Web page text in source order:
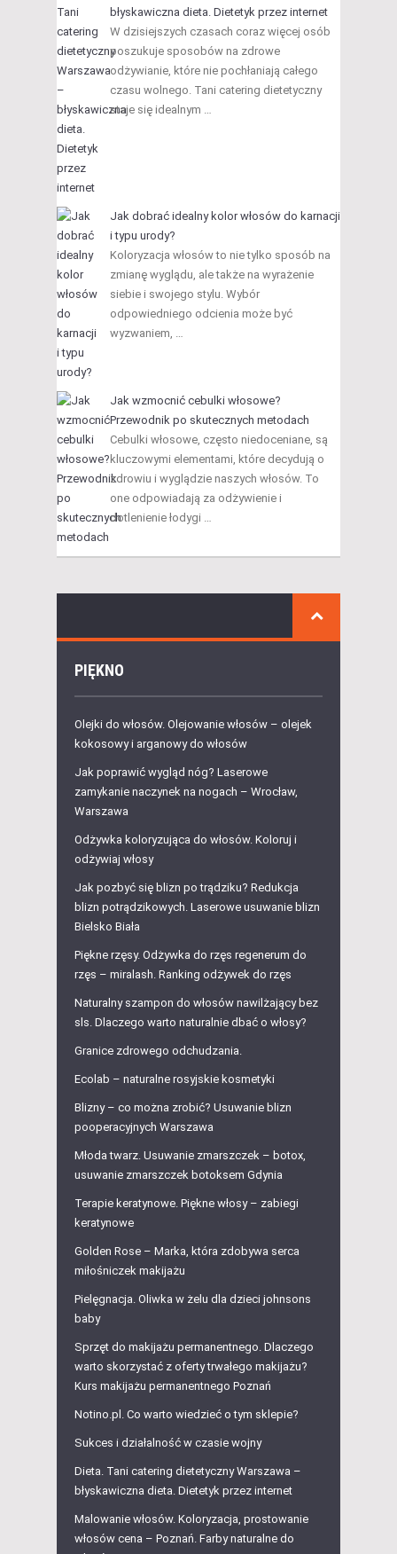
błyskawiczna dieta. Dietetyk przez internet
W dzisiejszych czasach coraz więcej osób
poszukuje sposobów na zdrowe
odżywianie, które nie pochłaniają całego
czasu wolnego. Tani catering dietetyczny
staje się idealnym …
Jak dobrać idealny kolor włosów do karnacji
i typu urody?
Koloryzacja włosów to nie tylko sposób na
zmianę wyglądu, ale także na wyrażenie
siebie i swojego stylu. Wybór
odpowiedniego odcienia może być
wyzwaniem, …
Jak wzmocnić cebulki włosowe?
Przewodnik po skutecznych metodach
Cebulki włosowe, często niedoceniane, są
kluczowymi elementami, które decydują o
zdrowiu i wyglądzie naszych włosów. To
one odpowiadają za odżywienie i
dotlenienie łodygi …
PIĘKNO
Olejki do włosów. Olejowanie włosów – olejek
kokosowy i arganowy do włosów
Jak poprawić wygląd nóg? Laserowe
zamykanie naczynek na nogach – Wrocław,
Warszawa
Odżywka koloryzująca do włosów. Koloruj i
odżywiaj włosy
Jak pozbyć się blizn po trądziku? Redukcja
blizn potrądzikowych. Laserowe usuwanie blizn
Bielsko Biała
Piękne rzęsy. Odżywka do rzęs regenerum do
rzęs – miralash. Ranking odżywek do rzęs
Naturalny szampon do włosów nawilżający bez
sls. Dlaczego warto naturalnie dbać o włosy?
Granice zdrowego odchudzania.
Ecolab – naturalne rosyjskie kosmetyki
Blizny – co można zrobić? Usuwanie blizn
pooperacyjnych Warszawa
Młoda twarz. Usuwanie zmarszczek – botox,
usuwanie zmarszczek botoksem Gdynia
Terapie keratynowe. Piękne włosy – zabiegi
keratynowe
Golden Rose – Marka, która zdobywa serca
miłośniczek makijażu
Pielęgnacja. Oliwka w żelu dla dzieci johnsons
baby
Sprzęt do makijażu permanentnego. Dlaczego
warto skorzystać z oferty trwałego makijażu?
Kurs makijażu permanentnego Poznań
Notino.pl. Co warto wiedzieć o tym sklepie?
Sukces i działalność w czasie wojny
Dieta. Tani catering dietetyczny Warszawa –
błyskawiczna dieta. Dietetyk przez internet
Malowanie włosów. Koloryzacja, prostowanie
włosów cena – Poznań. Farby naturalne do